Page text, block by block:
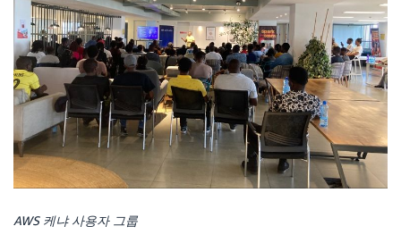
AWS 케냐 사용자 그룹